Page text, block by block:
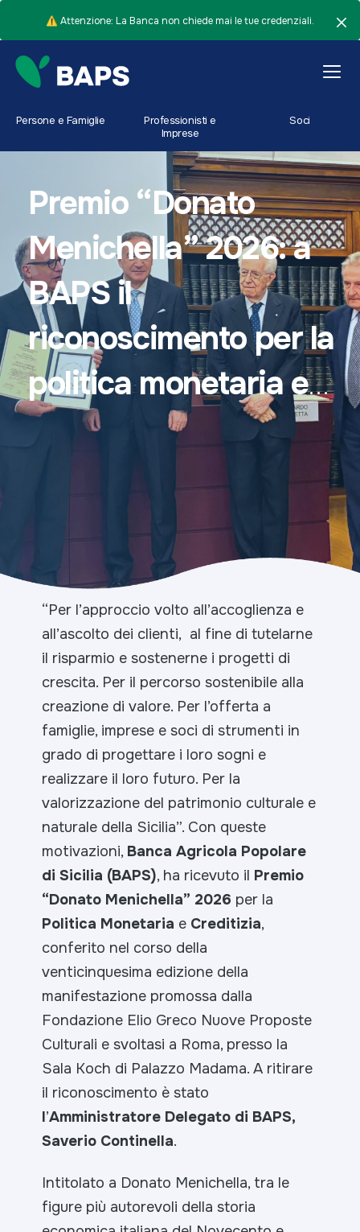
⚠️ Attenzione: La Banca non chiede mai le tue credenziali.
Persone e Famiglie
Professionisti e
Imprese
Soci
Premio “Donato
Menichella” 2026: a
BAPS il
riconoscimento per la
politica monetaria e
creditizia
“Per l’approccio volto all’accoglienza e
all’ascolto dei clienti, al fine di tutelarne
il risparmio e sostenerne i progetti di
crescita. Per il percorso sostenibile alla
creazione di valore. Per l’offerta a
famiglie, imprese e soci di strumenti in
grado di progettare i loro sogni e
realizzare il loro futuro. Per la
valorizzazione del patrimonio culturale e
naturale della Sicilia”. Con queste
motivazioni, Banca Agricola Popolare
di Sicilia (BAPS), ha ricevuto il Premio
“Donato Menichella” 2026 per la
Politica Monetaria e Creditizia,
conferito nel corso della
venticinquesima edizione della
manifestazione promossa dalla
Fondazione Elio Greco Nuove Proposte
Culturali e svoltasi a Roma, presso la
Sala Koch di Palazzo Madama. A ritirare
il riconoscimento è stato
l’Amministratore Delegato di BAPS,
Saverio Continella.
Intitolato a Donato Menichella, tra le
figure più autorevoli della storia